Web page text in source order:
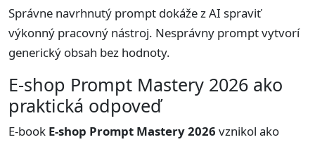
Správne navrhnutý prompt dokáže z AI spraviť
výkonný pracovný nástroj. Nesprávny prompt vytvorí
generický obsah bez hodnoty.
E-shop Prompt Mastery 2026 ako
praktická odpoveď
E-book E-shop Prompt Mastery 2026 vznikol ako